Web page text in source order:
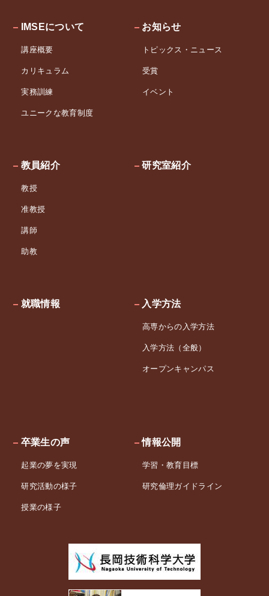
IMSEについて
講座概要
カリキュラム
実務訓練
ユニークな教育制度
お知らせ
トピックス・ニュース
受賞
イベント
教員紹介
教授
准教授
講師
助教
研究室紹介
就職情報 入学方法
高専からの入学方法
入学方法（全般）
オープンキャンパス
卒業生の声
起業の夢を実現
研究活動の様子
授業の様子
情報公開
学習・教育目標
研究倫理ガイドライン